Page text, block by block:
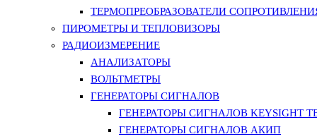
ТЕРМОПРЕОБРАЗОВАТЕЛИ
ПИРОМЕТРЫ И ТЕПЛОВИЗОРЫ
РАДИОИЗМЕРЕНИЕ
АНАЛИЗАТОРЫ
ВОЛЬТМЕТРЫ
ГЕНЕРАТОРЫ СИГНАЛОВ
ГЕНЕРАТОРЫ СИГНАЛОВ KEYSIGHT
ГЕНЕРАТОРЫ СИГНАЛОВ АКИП